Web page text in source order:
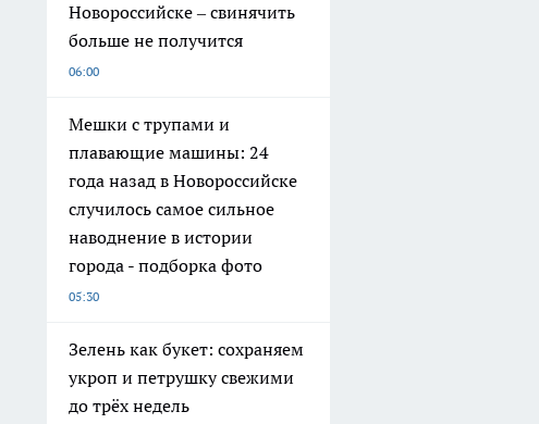
Новороссийске – свинячить
больше не получится
06:00
Мешки с трупами и
плавающие машины: 24
года назад в Новороссийске
случилось самое сильное
наводнение в истории
города - подборка фото
05:30
Зелень как букет: сохраняем
укроп и петрушку свежими
до трёх недель